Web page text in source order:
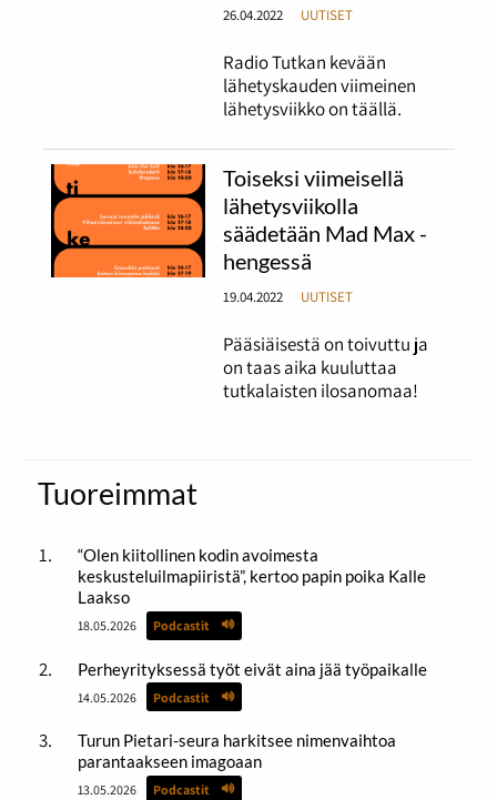
26.04.2022 UUTISET
Radio Tutkan kevään
lähetyskauden viimeinen
lähetysviikko on täällä.
Toiseksi viimeisellä
lähetysviikolla
säädetään Mad Max -
hengessä
19.04.2022 UUTISET
Pääsiäisestä on toivuttu ja
on taas aika kuuluttaa
tutkalaisten ilosanomaa!
Tuoreimmat
“Olen kiitollinen kodin avoimesta
keskusteluilmapiiristä”, kertoo papin poika Kalle
Laakso
18.05.2026 Podcastit
Perheyrityksessä työt eivät aina jää työpaikalle
14.05.2026 Podcastit
Turun Pietari-seura harkitsee nimenvaihtoa
parantaakseen imagoaan
13.05.2026 Podcastit